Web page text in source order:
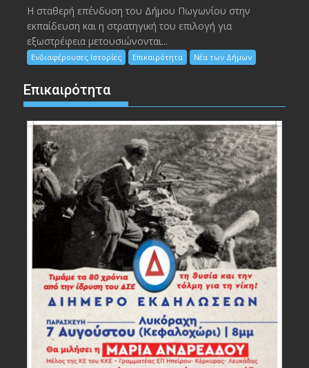
Η σταθερή επένδυση του Δήμου Πωγωνίου στην
εκπαίδευση και η στρατηγική του επιλογή για
εξωστρέφεια μετουσιώνονται...
Ενδιαφέρουσες Ιστορίες Επικαιρότητα Νέα των Δήμων
Επικαιρότητα